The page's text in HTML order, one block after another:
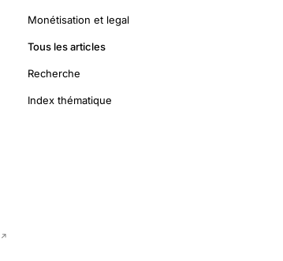
Monétisation et legal
Tous les articles
Recherche
Index thématique
↗